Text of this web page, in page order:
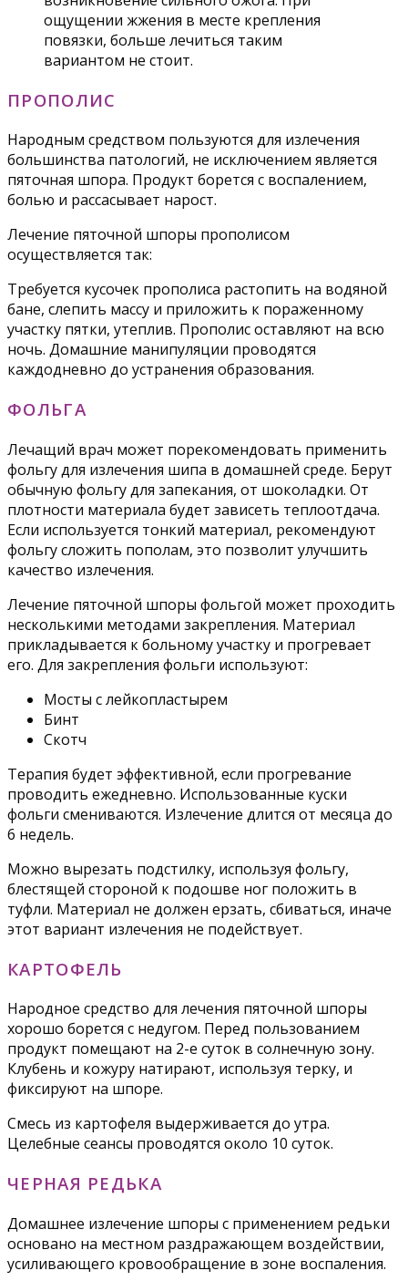
ощущении жжения в месте крепления
повязки, больше лечиться таким
вариантом не стоит.
ПРОПОЛИС
Народным средством пользуются для излечения
большинства патологий, не исключением является
пяточная шпора. Продукт борется с воспалением,
болью и рассасывает нарост.
Лечение пяточной шпоры прополисом
осуществляется так:
Требуется кусочек прополиса растопить на водяной
бане, слепить массу и приложить к пораженному
участку пятки, утеплив. Прополис оставляют на всю
ночь. Домашние манипуляции проводятся
каждодневно до устранения образования.
ФОЛЬГА
Лечащий врач может порекомендовать применить
фольгу для излечения шипа в домашней среде. Берут
обычную фольгу для запекания, от шоколадки. От
плотности материала будет зависеть теплоотдача.
Если используется тонкий материал, рекомендуют
фольгу сложить пополам, это позволит улучшить
качество излечения.
Лечение пяточной шпоры фольгой может проходить
несколькими методами закрепления. Материал
прикладывается к больному участку и прогревает
его. Для закрепления фольги используют:
Мосты с лейкопластырем
Бинт
Скотч
Терапия будет эффективной, если прогревание
проводить ежедневно. Использованные куски
фольги смениваются. Излечение длится от месяца до
6 недель.
Можно вырезать подстилку, используя фольгу,
блестящей стороной к подошве ног положить в
туфли. Материал не должен ерзать, сбиваться, иначе
этот вариант излечения не подействует.
КАРТОФЕЛЬ
Народное средство для лечения пяточной шпоры
хорошо борется с недугом. Перед пользованием
продукт помещают на 2-е суток в солнечную зону.
Клубень и кожуру натирают, используя терку, и
фиксируют на шпоре.
Смесь из картофеля выдерживается до утра.
Целебные сеансы проводятся около 10 суток.
ЧЕРНАЯ РЕДЬКА
Домашнее излечение шпоры с применением редьки
основано на местном раздражающем воздействии,
усиливающего кровообращение в зоне воспаления.